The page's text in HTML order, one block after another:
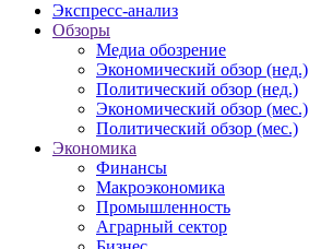
Экспресс-анализ
Обзоры
Медиа обозрение
Экономический обзор (нед.)
Политический обзор (нед.)
Экономический обзор (мес.)
Политический обзор (мес.)
Экономика
Финансы
Макроэкономика
Промышленность
Аграрный сектор